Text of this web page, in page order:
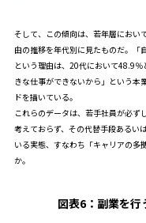
そして、この傾向は、若年層におい
由の推移を年代別に見たものだ。「
という理由は、20代において48.9
きな仕事ができないから」という本
ドを描いている。
これらのデータは、若手社員が必
考えておらず、その代替手段あるい
いる実態、すなわち「キャリアの多
か。
図表6： 副業を行